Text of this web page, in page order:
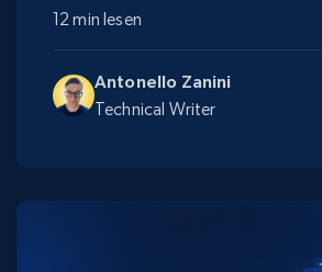
Antonello Zanini
Technical Writer
12 min lesen